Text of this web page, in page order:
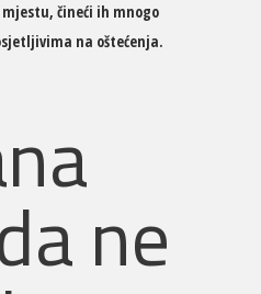
čineći ih mnogo
na oštećenja.
ne